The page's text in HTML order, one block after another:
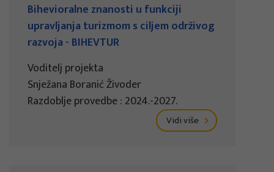
Bihevioralne znanosti u funkciji
upravljanja turizmom s ciljem održivog
razvoja - BIHEVTUR
Voditelj projekta
Snježana Boranić Živoder
Razdoblje provedbe : 2024.-2027.
Vidi više